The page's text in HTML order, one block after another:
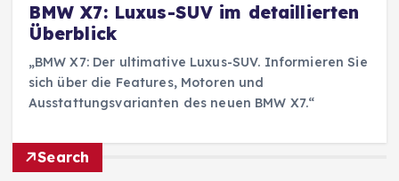
BMW X7: Luxus-SUV im detaillierten
Überblick
„BMW X7: Der ultimative Luxus-SUV. Informieren Sie
sich über die Features, Motoren und
Ausstattungsvarianten des neuen BMW X7.“
Search